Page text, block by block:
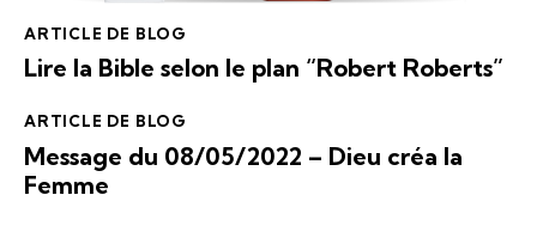
ARTICLE DE BLOG
Lire la Bible selon le plan “Robert Roberts”
ARTICLE DE BLOG
Message du 08/05/2022 – Dieu créa la
Femme